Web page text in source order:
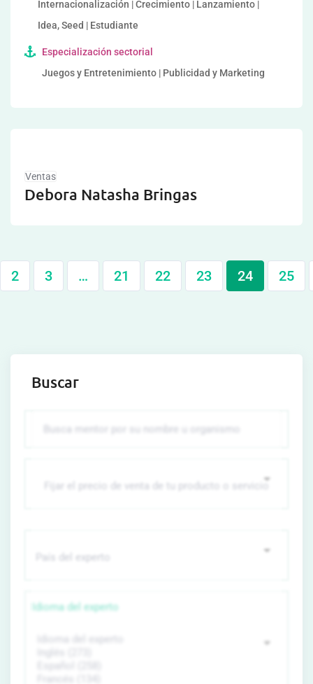
Internacionalización | Crecimiento | Lanzamiento |
Idea, Seed | Estudiante
Especialización sectorial
Juegos y Entretenimiento | Publicidad y Marketing
Ventas
Debora Natasha Bringas
2 3 … 21 22 23 24 25
Buscar
Idioma del experto